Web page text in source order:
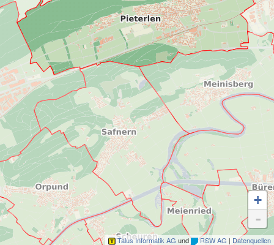
+
-
Talus Informatik AG und RSW AG | Datenquellen